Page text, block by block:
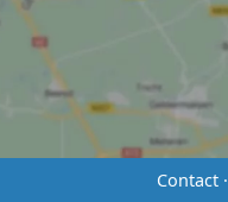
Contact·